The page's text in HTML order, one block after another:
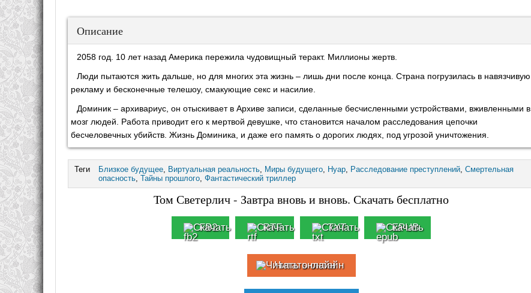
Описание
2058 год. 10 лет назад Америка пережила чудовищный теракт. Миллионы жертв.
Люди пытаются жить дальше, но для многих эта жизнь – лишь дни после конца. Страна погрузилась в навязчивую
рекламу и бесконечные телешоу, смакующие секс и насилие.
Доминик – архивариус, он отыскивает в Архиве записи, сделанные бесчисленными устройствами, вживленными в
мозг людей. Работа приводит его к мертвой девушке, что становится началом расследования цепочки
бесчеловечных убийств. Жизнь Доминика, и даже его память о дорогих людях, под угрозой уничтожения.
Теги Близкое будущее Виртуальная реальность Миры будущего Нуар Расследование преступлений Смертельная
опасность Тайны прошлого Фантастический триллер
Том Светерлич - Завтра вновь и вновь. Скачать бесплатно
FB2 RTF TXT EPUB
Читать онлайн